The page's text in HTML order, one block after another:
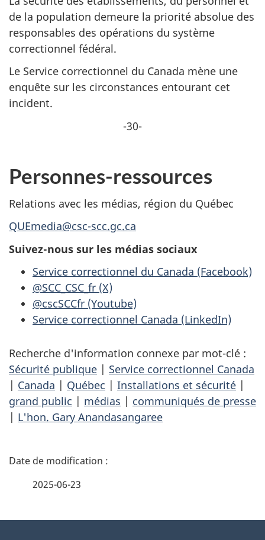
de la population demeure la priorité absolue des
responsables des opérations du système
correctionnel fédéral.
Le Service correctionnel du Canada mène une
enquête sur les circonstances entourant cet
incident.
-30-
Personnes-ressources
Relations avec les médias, région du Québec
QUEmedia@csc-scc.gc.ca
Suivez-nous sur les médias sociaux
Service correctionnel du Canada (Facebook)
@SCC_CSC_fr (X)
@cscSCCfr (Youtube)
Service correctionnel Canada (LinkedIn)
Recherche d'information connexe par mot-clé :
Sécurité publique | Service correctionnel Canada
| Canada | Québec | Installations et sécurité |
grand public | médias | communiqués de presse
| L'hon. Gary Anandasangaree
D
2025-06-23